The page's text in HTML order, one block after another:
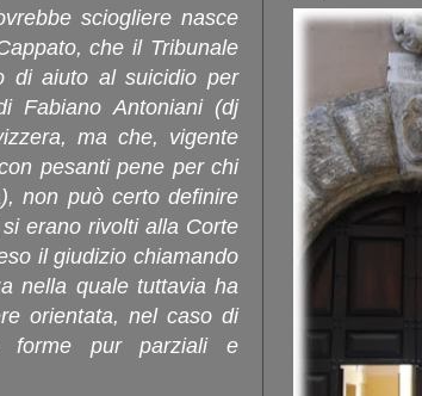
sciogliere nasce
che il Tribunale
di aiuto al suicidio per
Fabiano Antoniani (dj
ma che, vigente
pesanti pene per chi
non può certo definire
erano rivolti alla Corte
il giudizio chiamando
nella quale tuttavia ha
orientata, nel caso di
forme pur parziali e